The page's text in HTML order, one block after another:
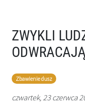
ZWYKLI
Zbawienie dusz
czwartek, 23 czerwca